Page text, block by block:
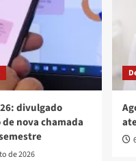
divulgado
nova chamada
de 2026